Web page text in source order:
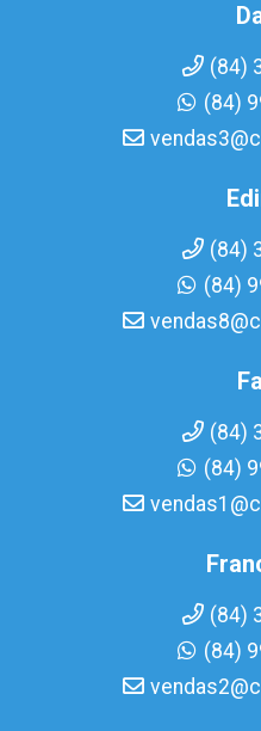
(84)
(84)
(84)
(84)
(84)
(84)
(84)
(84)